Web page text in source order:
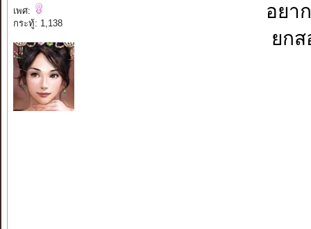
เพศ:
กระทู้: 1,138
อยา
ยกส